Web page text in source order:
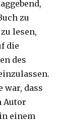
zu
lesen,
die
des
war, dass
Autor
einem